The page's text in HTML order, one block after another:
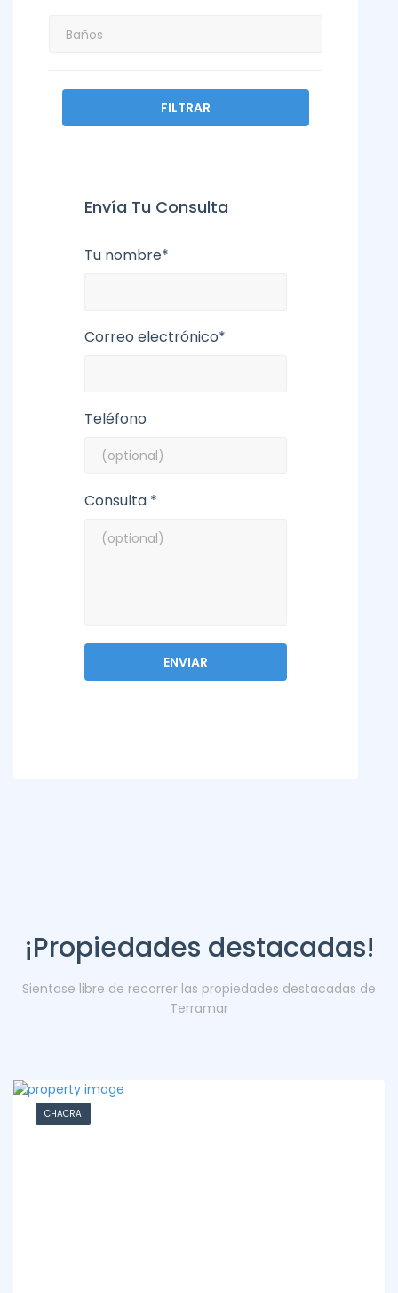
FILTRAR
Envía Tu Consulta
Tu nombre*
Correo electrónico*
Teléfono
Consulta *
¡Propiedades destacadas!
Sientase libre de recorrer las propiedades destacadas de
Terramar
CHACRA